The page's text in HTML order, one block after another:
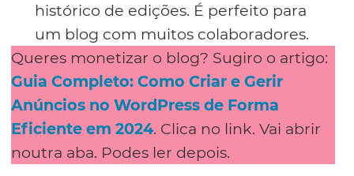
histórico de edições. É perfeito para
um blog com muitos colaboradores.
Queres monetizar o blog? Sugiro o artigo:
Guia Completo: Como Criar e Gerir
Anúncios no WordPress de Forma
Eficiente em 2024. Clica no link. Vai abrir
noutra aba. Podes ler depois.